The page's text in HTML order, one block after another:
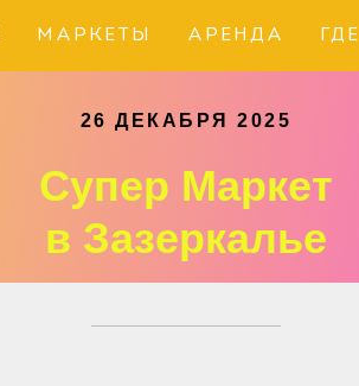
МАРКЕТЫ АРЕНДА ГДЕ
26 ДЕКАБРЯ 2025
Супер Маркет
в Зазеркалье